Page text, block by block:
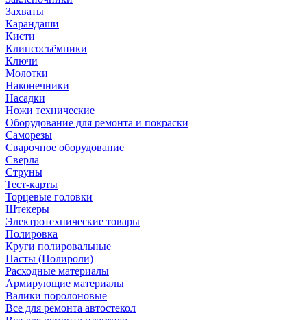
Захваты
Карандаши
Кисти
Клипсосъёмники
Ключи
Молотки
Наконечники
Насадки
Ножи технические
Оборудование для ремонта и покраски
Саморезы
Сварочное оборудование
Сверла
Струны
Тест-карты
Торцевые головки
Штекеры
Электротехнические товары
Полировка
Круги полировальные
Пасты (Полироли)
Расходные материалы
Армирующие материалы
Валики поролоновые
Все для ремонта автостекол